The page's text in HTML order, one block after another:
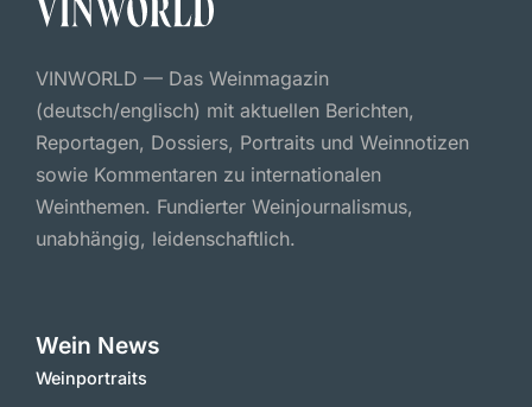
VINWORLD — Das Weinmagazin
(deutsch/englisch) mit aktuellen Berichten,
Reportagen, Dossiers, Portraits und Weinnotizen
sowie Kommentaren zu internationalen
Weinthemen. Fundierter Weinjournalismus,
unabhängig, leidenschaftlich.
Wein News
Weinportraits